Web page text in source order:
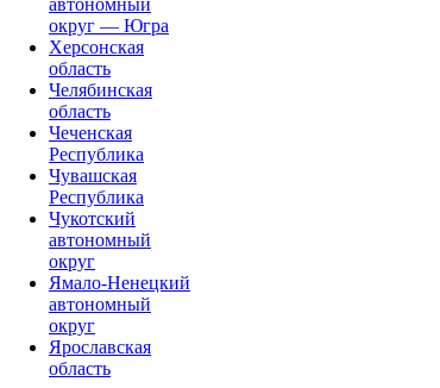
автономный
округ — Югра
Херсонская
область
Челябинская
область
Чеченская
Республика
Чувашская
Рeспублика
Чукотский
автономный
округ
Ямало-Ненецкий
автономный
округ
Ярославская
область